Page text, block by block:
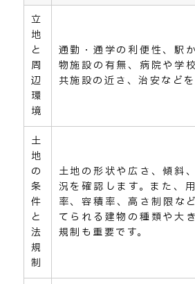
立
地
と
周
辺
環
境
通勤・通学の利便性、駅
物施設の有無、病院や学
共施設の近さ、治安などを
土
地
の
条
件
と
法
規
制
土地の形状や広さ、傾斜
況を確認します。また、
率、容積率、高さ制限な
てられる建物の種類や大
規制も重要です。